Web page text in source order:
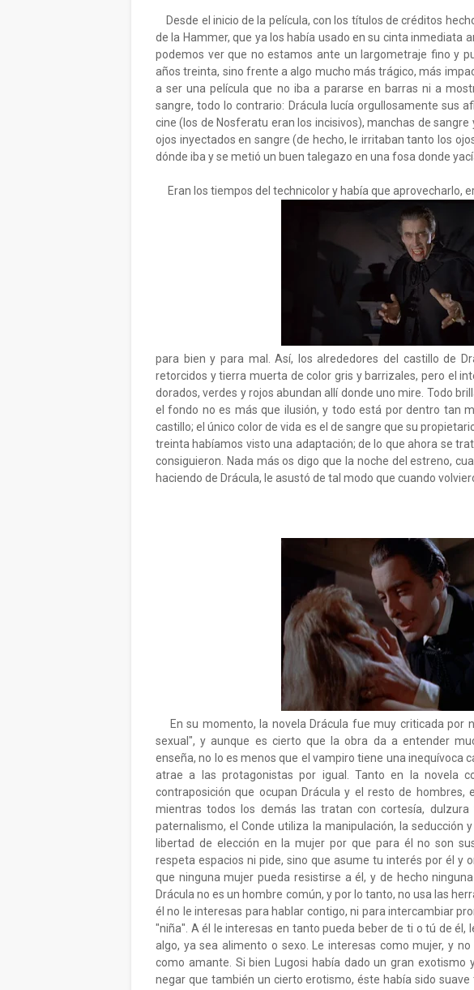
Desde el inicio de la película, con los títulos de créditos
de la Hammer, que ya los había usado en su cinta inmediata
podemos ver que no estamos ante un largometraje fino y
años treinta, sino frente a algo mucho más trágico, más
a ser una película que no iba a pararse en barras ni a
sangre, todo lo contrario: Drácula lucía orgullosamente sus
cine (los de Nosferatu eran los incisivos), manchas de
ojos inyectados en sangre (de hecho, le irritaban tanto los
dónde iba y se metió un buen talegazo en una fosa donde
Eran los tiempos del technicolor y había que aprovecharlo,
para bien y para mal. Así, los alrededores del castillo de
retorcidos y tierra muerta de color gris y barrizales, pero el
dorados, verdes y rojos abundan allí donde uno mire. Todo
el fondo no es más que ilusión, y todo está por dentro tan
castillo; el único color de vida es el de sangre que su
treinta habíamos visto una adaptación; de lo que ahora se
consiguieron. Nada más os digo que la noche del estreno,
haciendo de Drácula, le asustó de tal modo que cuando
En su momento, la novela Drácula fue muy criticada por
sexual", y aunque es cierto que la obra da a entender
enseña, no lo es menos que el vampiro tiene una inequívoca
atrae a las protagonistas por igual. Tanto en la novela
contraposición que ocupan Drácula y el resto de hombres,
mientras todos los demás las tratan con cortesía,
paternalismo, el Conde utiliza la manipulación, la seducción
libertad de elección en la mujer por que para él no son
respeta espacios ni pide, sino que asume tu interés por él y
que ninguna mujer pueda resistirse a él, y de hecho
Drácula no es un hombre común, y por lo tanto, no usa las
él no le interesas para hablar contigo, ni para intercambiar
"niña". A él le interesas en tanto pueda beber de ti o tú de
algo, ya sea alimento o sexo. Le interesas como mujer, y
como amante. Si bien Lugosi había dado un gran exotismo
negar que también un cierto erotismo, éste había sido